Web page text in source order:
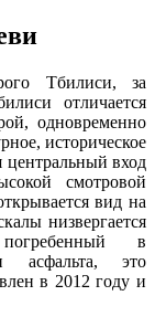
Тбилиси, за
отличается
одновременно
историческое
центральный вход
смотровой
вид на
низвергается
в
асфальта, это
в 2012 году и